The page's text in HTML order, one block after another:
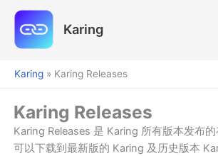
Karing
Karing » Karing Releases
Karing Releases
Karing Releases 是 Karing 所有版本发布
可以下载到最新版的 Karing 及历史版本